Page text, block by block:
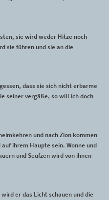
sie wird weder Hitze noch
sie führen und sie an die
dass sie sich nicht erbarme
seiner vergäße, so will ich doch
und nach Zion kommen
ihrem Haupte sein. Wonne und
und Seufzen wird von ihnen
er das Licht schauen und die